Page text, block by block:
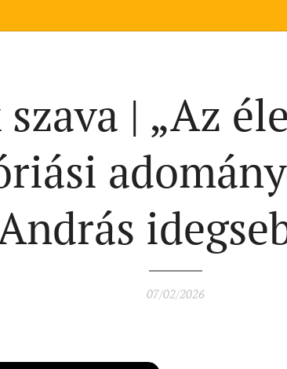
| „Az
07/02/2026